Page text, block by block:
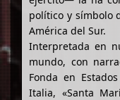
político y símbolo
América del Sur.
Interpretada en
mundo, con
Fonda en
Italia, «Santa